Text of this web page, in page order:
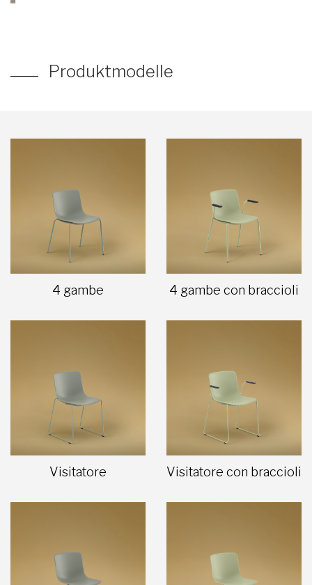
Produktmodelle
4 gambe 4 gambe con braccioli
Visitatore Visitatore con braccioli